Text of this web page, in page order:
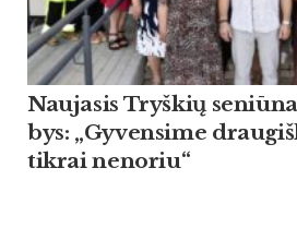
Nau­ja­sis Tryš­kių
bys: „Gy­ven­si­me
tik­rai ne­no­riu“